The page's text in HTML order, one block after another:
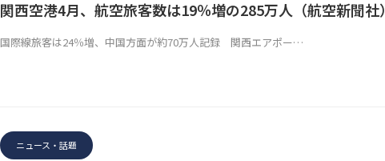
関西空港4月、航空旅客数は19％増の285万人（航空新聞社）
国際線旅客は24％増、中国方面が約70万人記録 関西エアポー…
ニュース・話題